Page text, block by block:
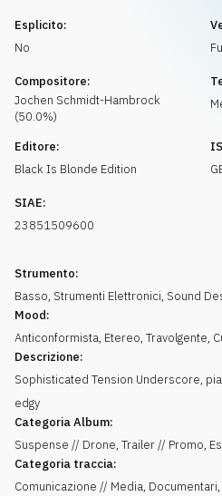
Esplicito:
No
Compositore:
Jochen Schmidt-Hambrock
(50.0%)
Editore:
Black Is Blonde Edition
SIAE:
23851509600
Strumento:
Basso, Strumenti Elettronici, Sound
Mood:
Anticonformista, Etereo, Travolgente,
Descrizione:
Sophisticated Tension Underscore,
edgy
Categoria Album:
Suspense // Drone, Trailer // Promo,
Categoria traccia:
Comunicazione // Media,